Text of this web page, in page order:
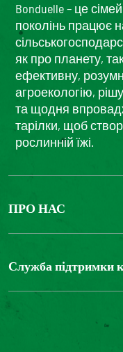
Bonduelle – це
поколінь працює
як про планету,
ефективну,
агроекологію,
та щодня
тарілки, щоб
рослинній їжі.
ПРО НАС
The Bonduelle group
Служба підтримки
Зв'яжіться з нами
Цифрова доступність: